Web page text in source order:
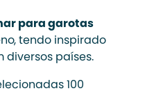
para garotas
tendo inspirado
diversos países.
100